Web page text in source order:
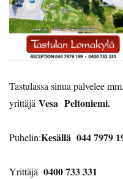
Tastulassa sinua palvelee
yrittäjä Vesa Peltoniemi.
Puhelin:Kesällä 044 7979
Yrittäjä 0400 733 331